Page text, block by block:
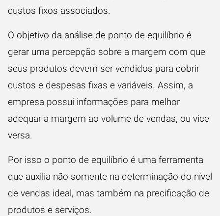
custos fixos associados.
O objetivo da análise de ponto de equilíbrio é
gerar uma percepção sobre a margem com que
seus produtos devem ser vendidos para cobrir
custos e despesas fixas e variáveis. Assim, a
empresa possui informações para melhor
adequar a margem ao volume de vendas, ou vice
versa.
Por isso o ponto de equilíbrio é uma ferramenta
que auxilia não somente na determinação do nível
de vendas ideal, mas também na precificação de
produtos e serviços.